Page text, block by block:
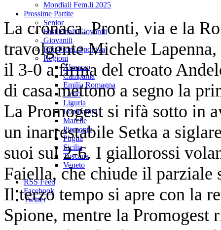
Mondiali Fem.li 2025
Prossime Partite
Senior
Fasi Finali Giovanili
Giovanili
Enti Prom. Sportiva
Regioni
Abruzzo
Campania
Emilia Romagna
Lazio
Liguria
Lombardia
Marche
Piemonte
Puglia
Sicilia
Toscana
Veneto
RSS Feed
Facebook
Twitter
La cronaca. Pronti, via e la
travolgente Michele
il 3-0 a firma del croato
di casa mettono a segno la
La Promogest si rifà sotto in
un inarrestabile Setka a
suoi sul 2-6. I giallorossi
Faiella, che chiude il parziale
Il terzo tempo si apre con la
Spione, mentre la Promogest